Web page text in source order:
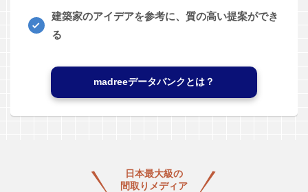
建築家のアイデアを参考に、質の高い提案ができ
る
madreeデータバンクとは？
日本最大級の
間取りメディア